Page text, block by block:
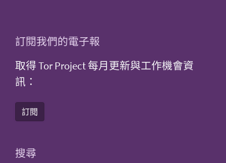
訂閱我們的電子報
取得 Tor Project 每月更新與工作機會資
訊：
訂閱
搜尋